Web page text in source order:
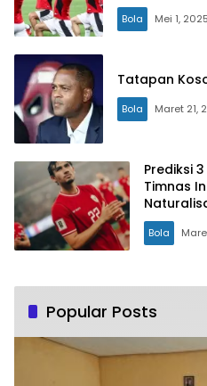
Bola Mei 1, 2025
Tatapan
Bola Maret 21,
Prediksi
Timnas
Pemain
Bola
Popular Posts